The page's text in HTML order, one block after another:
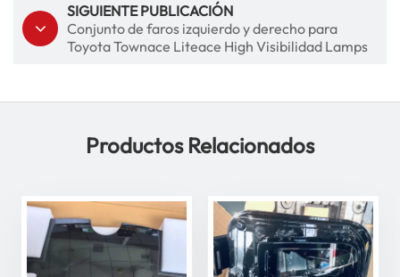
SIGUIENTE PUBLICACIÓN
Conjunto de faros izquierdo y derecho para
Toyota Townace Liteace High Visibilidad Lamps
Productos Relacionados